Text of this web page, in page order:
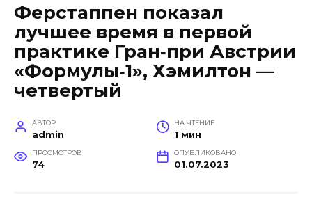
Ферстаппен показал
лучшее время в первой
практике Гран‑при Австрии
«Формулы‑1», Хэмилтон —
четвертый
АВТОР
admin
НА ЧТЕНИЕ
1 мин
ПРОСМОТРОВ
74
ОПУБЛИКОВАНО
01.07.2023